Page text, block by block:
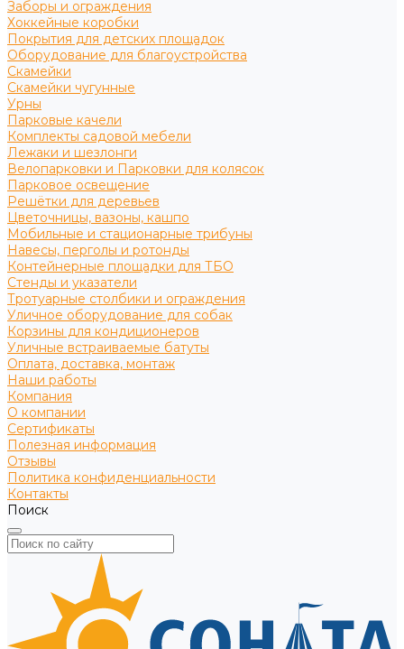
Заборы и ограждения
Хоккейные коробки
Покрытия для детских площадок
Оборудование для благоустройства
Скамейки
Скамейки чугунные
Урны
Парковые качели
Комплекты садовой мебели
Лежаки и шезлонги
Велопарковки и Парковки для колясок
Парковое освещение
Решётки для деревьев
Цветочницы, вазоны, кашпо
Мобильные и стационарные трибуны
Навесы, перголы и ротонды
Контейнерные площадки для ТБО
Стенды и указатели
Тротуарные столбики и ограждения
Уличное оборудование для собак
Корзины для кондиционеров
Уличные встраиваемые батуты
Оплата, доставка, монтаж
Наши работы
Компания
О компании
Сертификаты
Полезная информация
Отзывы
Политика конфиденциальности
Контакты
Поиск